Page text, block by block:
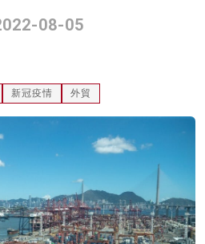
08-05
新冠疫情 外貿